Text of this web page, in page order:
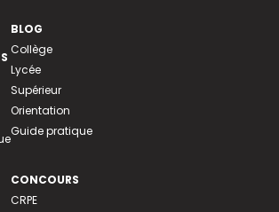
BLOG
Collège
Lycée
Supérieur
Orientation
Guide pratique
CONCOURS
CRPE